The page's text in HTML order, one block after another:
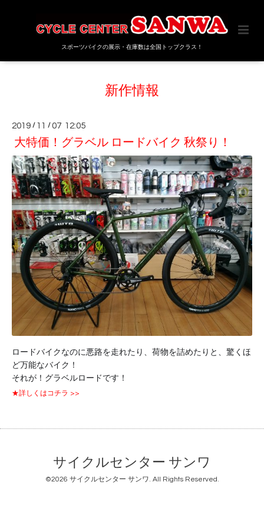
スポーツバイクの展示・在庫数は全国トップクラス！
新作情報
2019 / 11 /07 12:05
大特価！グラベル ロードバイク 秋祭り！
ロードバイクなのに悪路を走れたり、荷物を詰めたりと、驚くほ
ど万能なバイク！
それが！グラベルロードです！
★詳しくはコチラ >>
サイクルセンター サンワ
©2026 サイクルセンター サンワ. All Rights Reserved.